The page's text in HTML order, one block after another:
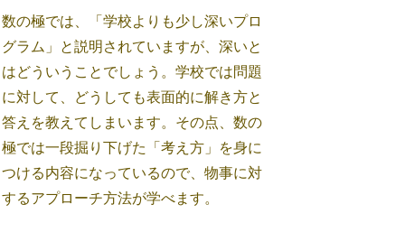
数の極では、「学校よりも少し深いプロ
グラム」と説明されていますが、深いと
はどういうことでしょう。学校では問題
に対して、どうしても表面的に解き方と
答えを教えてしまいます。その点、数の
極では一段掘り下げた「考え方」を身に
つける内容になっているので、物事に対
するアプローチ方法が学べます。